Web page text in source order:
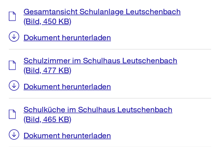
Weitere
Informationen
Gesamtansicht Schulanlage Leutschenbach
(Bild, 450 KB)
Dokument herunterladen
Schulzimmer im Schulhaus Leutschenbach
(Bild, 477 KB)
Dokument herunterladen
Schulküche im Schulhaus Leutschenbach
(Bild, 465 KB)
Dokument herunterladen